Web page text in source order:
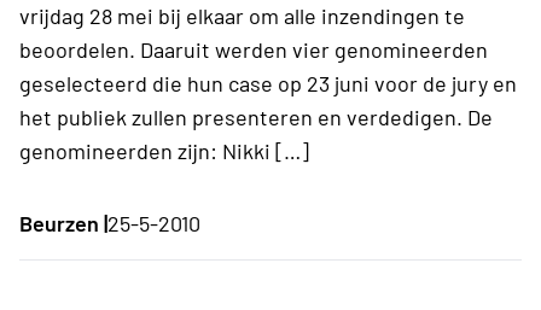
vrijdag 28 mei bij elkaar om alle inzendingen te
beoordelen. Daaruit werden vier genomineerden
geselecteerd die hun case op 23 juni voor de jury en
het publiek zullen presenteren en verdedigen. De
genomineerden zijn: Nikki […]
Beurzen |25-5-2010